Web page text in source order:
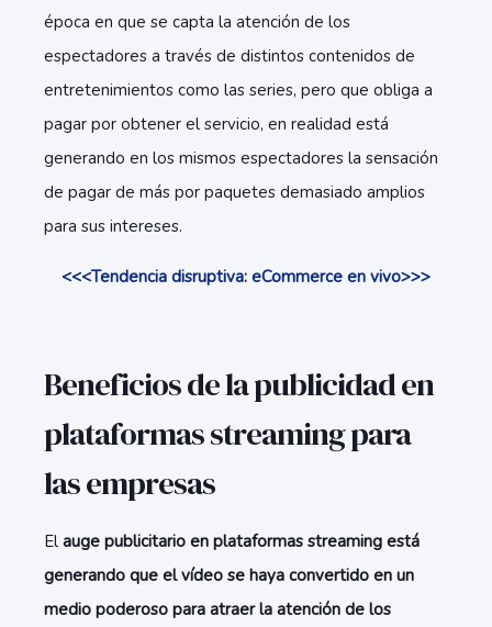
época en que se capta la atención de los
espectadores a través de distintos contenidos de
entretenimientos como las series, pero que obliga a
pagar por obtener el servicio, en realidad está
generando en los mismos espectadores la sensación
de pagar de más por paquetes demasiado amplios
para sus intereses.
<<<Tendencia disruptiva: eCommerce en vivo>>>
Beneficios de la publicidad en
plataformas streaming para
las empresas
El auge publicitario en plataformas streaming está
generando que el vídeo se haya convertido en un
medio poderoso para atraer la atención de los